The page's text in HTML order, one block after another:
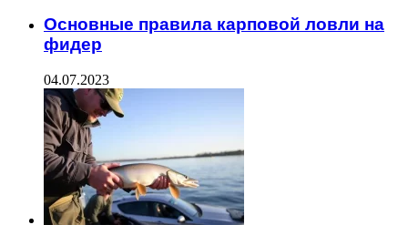
Основные правила карповой ловли на
фидер
04.07.2023